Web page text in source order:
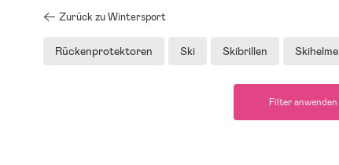
Zurück zu Wintersport
Rückenprotektoren Ski Skibrillen Skihelme
Filter anwenden